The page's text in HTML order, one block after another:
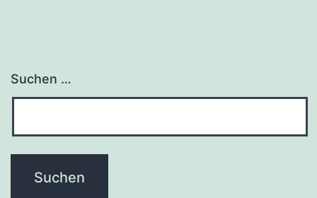
Suchen …